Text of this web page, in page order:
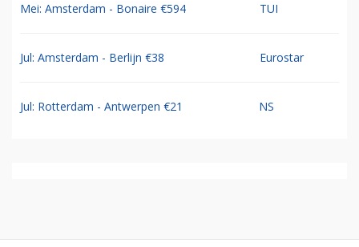
Mei: Amsterdam - Bonaire €594 TUI
Jul: Amsterdam - Berlijn €38 Eurostar
Jul: Rotterdam - Antwerpen €21 NS